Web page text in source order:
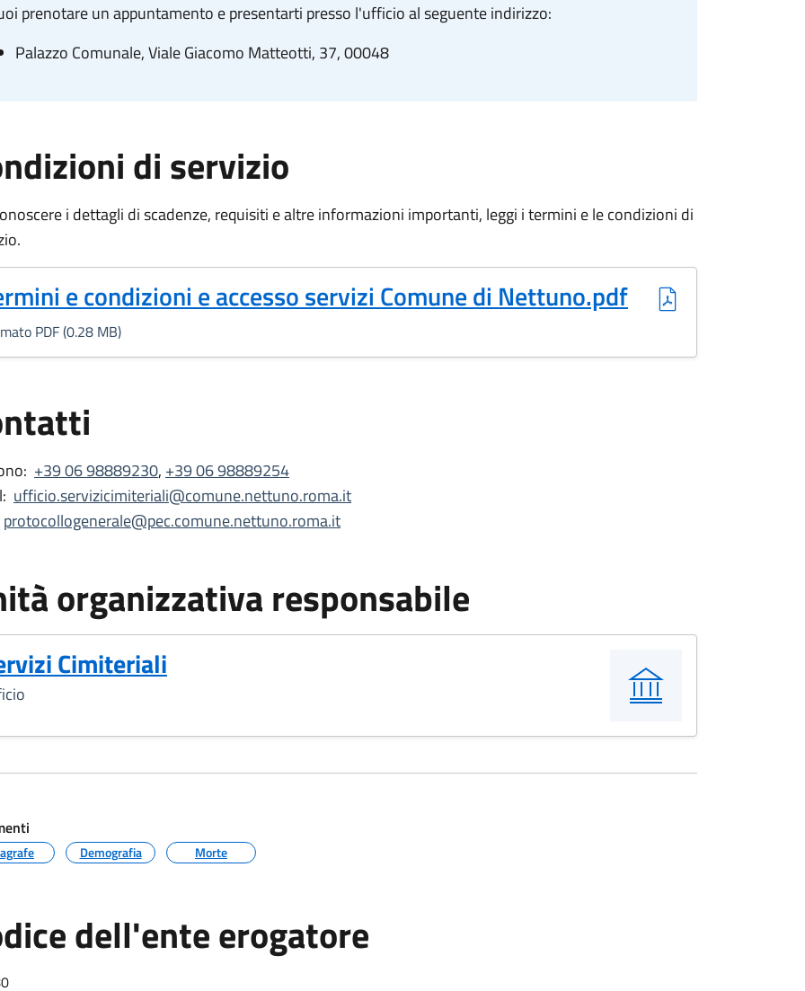
prenotare un appuntamento e presentarti presso l'ufficio al seguente indirizzo:
Palazzo Comunale, Viale Giacomo Matteotti, 37, 00048
di servizio
i dettagli di scadenze, requisiti e altre informazioni importanti, leggi i termini e le condizioni di
e condizioni e accesso servizi Comune di Nettuno.pdf
PDF, 0.28 MB)
PDF (0.28 MB)
+39 06 98889230, +39 06 98889254
ufficio.servizicimiteriali@comune.nettuno.roma.it
protocollogenerale@pec.comune.nettuno.roma.it
organizzativa responsabile
Cimiteriali
Demografia Morte
dell'ente erogatore